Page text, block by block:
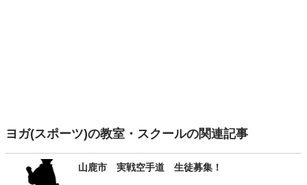
ヨガ(スポーツ)の教室・スクールの関連記事
山鹿市 実戦空手道 生徒募集！